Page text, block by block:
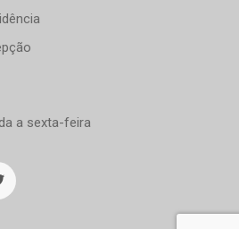
a sexta-feira